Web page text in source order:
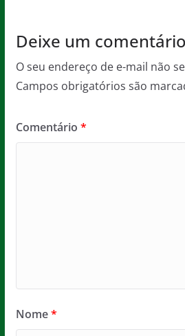
Deixe um comentário
O seu endereço de e-mail não
Campos obrigatórios são
Comentário *
Nome*